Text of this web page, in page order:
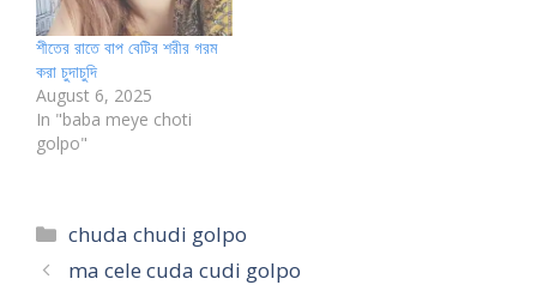
শীতের রাতে বাপ বেটির শরীর গরম
করা চুদাচুদি
August 6, 2025
In "baba meye choti
golpo"
Categories
chuda chudi golpo
ma cele cuda cudi golpo